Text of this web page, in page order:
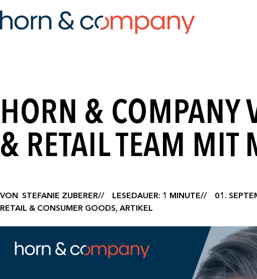
HORN & COMPANY
& RETAIL TEAM MIT
VON STEFANIE ZUBERER LESEDAUER: 1 MINUTE
01.
RETAIL & CONSUMER GOODS, ARTIKEL